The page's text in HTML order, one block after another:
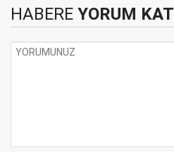
HABERE YORUM KAT